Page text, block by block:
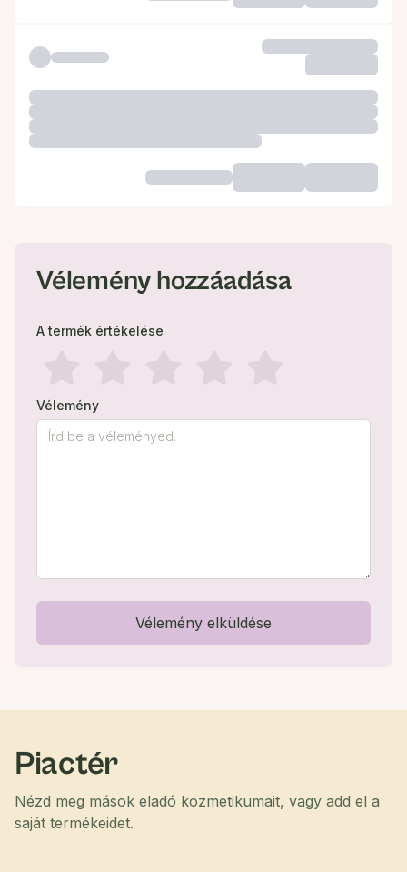
Vélemény hozzáadása
A termék értékelése
Vélemény
Vélemény elküldése
Piactér
Nézd meg mások eladó kozmetikumait, vagy add el a
saját termékeidet.